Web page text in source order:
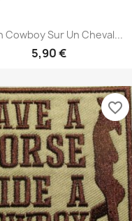
Cowboy Sur Un Cheval...
5,90 €
favorite_border